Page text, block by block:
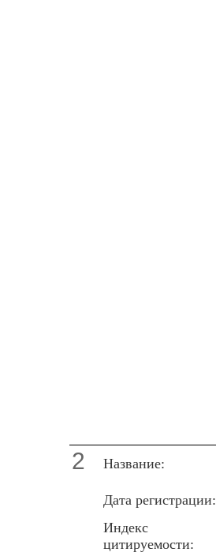
2 Название:
Дата регистрации:
Индекс
цитируемости: